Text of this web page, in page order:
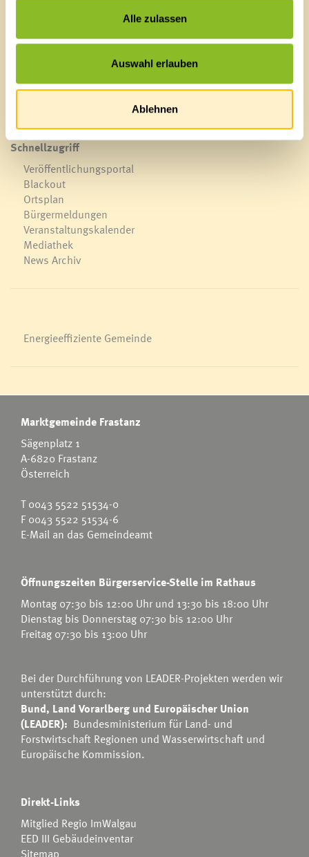
Alle zulassen
Auswahl erlauben
Ablehnen
A-6820 Frastanz, Österreich
Lageplan
F 0043 5522 51534-6
Schnellzugriff
Veröffentlichungsportal
Blackout
Ortsplan
Bürgermeldungen
Veranstaltungskalender
Mediathek
News Archiv
Energieeffiziente Gemeinde
Marktgemeinde Frastanz
Sägenplatz 1
A-6820 Frastanz
Österreich
T0043 5522 51534-0
F 0043 5522 51534-6
E-Mail an das Gemeindeamt
Öffnungszeiten Bürgerservice-Stelle im Rathaus
Montag 07:30 bis 12:00 Uhr und 13:30 bis 18:00 Uhr
Dienstag bis Donnerstag 07:30 bis 12:00 Uhr
Freitag 07:30 bis 13:00 Uhr
Bei der Durchführung von LEADER-Projekten werden wir
unterstützt durch:
Bund, Land Vorarlberg und Europäischer Union
(LEADER): Bundesministerium für Land- und
Forstwirtschaft Regionen und Wasserwirtschaft und
Europäische Kommission.
Direkt-Links
Mitglied Regio ImWalgau
EED III Gebäudeinventar
Sitemap